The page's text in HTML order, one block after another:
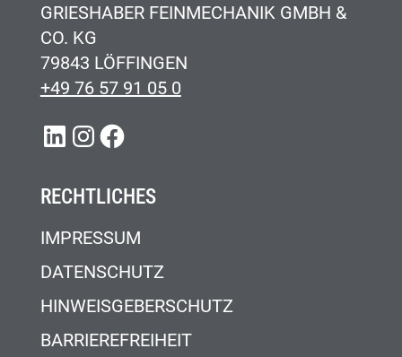
GRIESHABER FEINMECHANIK GMBH &
CO. KG
79843 LÖFFINGEN
+49 76 57 91 05 0
LINKEDIN
INSTAGRAM
FACEBOOK
RECHTLICHES
IMPRESSUM
DATENSCHUTZ
HINWEISGEBERSCHUTZ
BARRIEREFREIHEIT